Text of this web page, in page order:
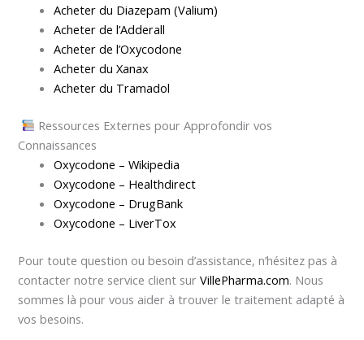
Acheter du Diazepam (Valium)
Acheter de l’Adderall
Acheter de l’Oxycodone
Acheter du Xanax
Acheter du Tramadol
Ressources Externes pour Approfondir vos
Connaissances
Oxycodone – Wikipedia
Oxycodone – Healthdirect
Oxycodone – DrugBank
Oxycodone – LiverTox
Pour toute question ou besoin d’assistance, n’hésitez pas à
contacter notre service client surVillePharma.com. Nous
sommes là pour vous aider à trouver le traitement adapté à
vos besoins.